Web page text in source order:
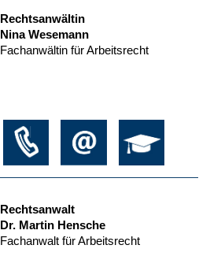
Rechtsanwältin
Nina Wesemann
Fachanwältin für Arbeitsrecht
Rechtsanwalt
Dr. Martin Hensche
Fachanwalt für Arbeitsrecht